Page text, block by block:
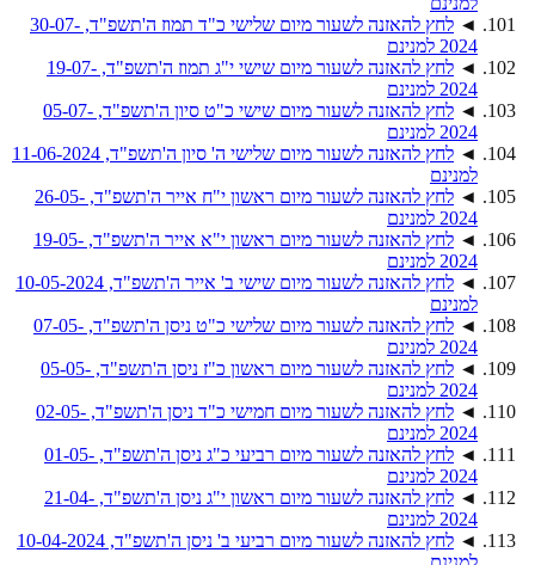
◄
לחץ להאזנה לשעור מיום שלישי כ"ד תמוז ה'תשפ"ד, 30-07-
2024 למנינם
◄
לחץ להאזנה לשעור מיום שישי י"ג תמוז ה'תשפ"ד, 19-07-
2024 למנינם
◄
לחץ להאזנה לשעור מיום שישי כ"ט סיון ה'תשפ"ד, 05-07-
2024 למנינם
◄
לחץ להאזנה לשעור מיום שלישי ה' סיון ה'תשפ"ד, 11-06-2024
למנינם
◄
לחץ להאזנה לשעור מיום ראשון י"ח אייר ה'תשפ"ד, 26-05-
2024 למנינם
◄
לחץ להאזנה לשעור מיום ראשון י"א אייר ה'תשפ"ד, 19-05-
2024 למנינם
◄
לחץ להאזנה לשעור מיום שישי ב' אייר ה'תשפ"ד, 10-05-2024
למנינם
◄
לחץ להאזנה לשעור מיום שלישי כ"ט ניסן ה'תשפ"ד, 07-05-
2024 למנינם
◄
לחץ להאזנה לשעור מיום ראשון כ"ז ניסן ה'תשפ"ד, 05-05-
2024 למנינם
◄
לחץ להאזנה לשעור מיום חמישי כ"ד ניסן ה'תשפ"ד, 02-05-
2024 למנינם
◄
לחץ להאזנה לשעור מיום רביעי כ"ג ניסן ה'תשפ"ד, 01-05-
2024 למנינם
◄
לחץ להאזנה לשעור מיום ראשון י"ג ניסן ה'תשפ"ד, 21-04-
2024 למנינם
◄
לחץ להאזנה לשעור מיום רביעי ב' ניסן ה'תשפ"ד, 10-04-2024